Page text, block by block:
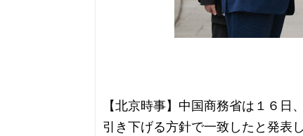
【北京時事】中国商務省は１６
引き下げる方針で一致したと発表